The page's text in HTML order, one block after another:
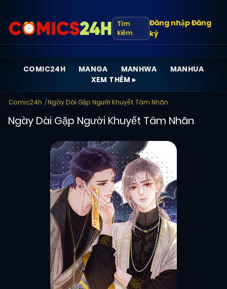
Tìm
kiếm
Đăng nhậpĐăng
ký
COMIC24H MANGA MANHWA
MANHUA
XEM THÊM ▸
Comic24h Ngày Dài Gặp Người Khuyết Tâm Nhãn
Ngày Dài Gặp Người Khuyết Tâm Nhãn